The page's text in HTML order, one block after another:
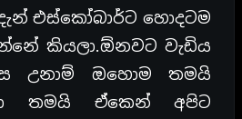
එස්කෝබාර්ට හොදටම
කියලා.ඕනවට වැඩිය
උනාම් ඔහොම තමයි
තමයි ඒකෙන් අපිට